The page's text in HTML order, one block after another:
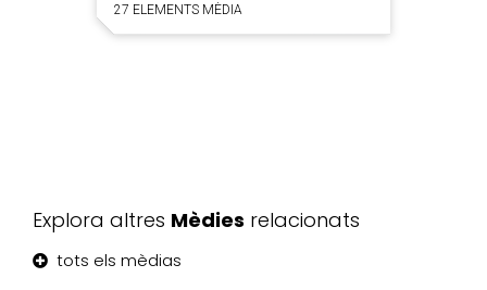
27 ELEMENTS MÈDIA
Explora altres Mèdies relacionats
tots els mèdias